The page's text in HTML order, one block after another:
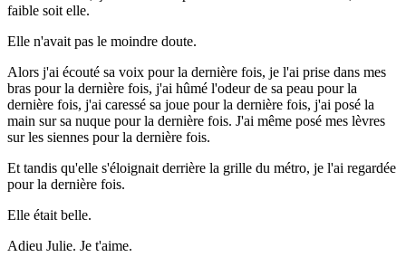
faible soit elle.
Elle n'avait pas le moindre doute.
Alors j'ai écouté sa voix pour la dernière fois, je l'ai prise dans mes
bras pour la dernière fois, j'ai hûmé l'odeur de sa peau pour la
dernière fois, j'ai caressé sa joue pour la dernière fois, j'ai posé la
main sur sa nuque pour la dernière fois. J'ai même posé mes lèvres
sur les siennes pour la dernière fois.
Et tandis qu'elle s'éloignait derrière la grille du métro, je l'ai regardée
pour la dernière fois.
Elle était belle.
Adieu Julie. Je t'aime.